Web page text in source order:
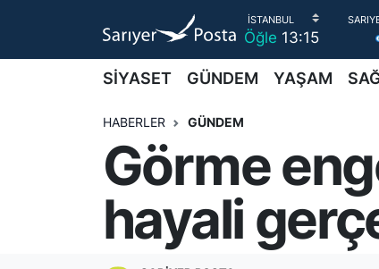
Öğle 13:15
SİYASET GÜNDEM YAŞAM
HABERLER GÜNDEM
Görme
hayali
AKTUEL
ALT MANŞETLER
EKONOMİ
İstanbul Nöbetçi Eczaneler
İstanbul Hava Durumu
İstanbul Namaz Vakitleri
İstanbul Trafik Yoğunluk Haritası
Süper Lig Puan Durumu ve Fikstür